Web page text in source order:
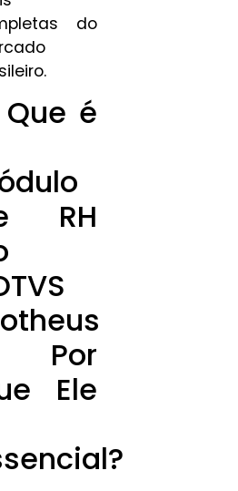
do
é
RH
Por
Ele